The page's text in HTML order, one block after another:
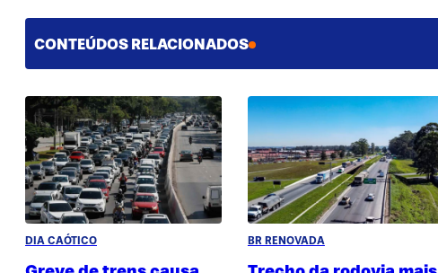
CONTEÚDOS RELACIONADOS
DIA CAÓTICO BR RENOVADA